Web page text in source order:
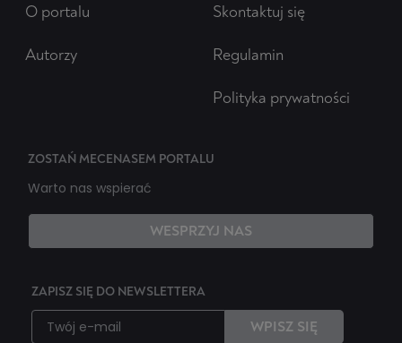
O portalu
Autorzy
Skontaktuj się
Regulamin
Polityka prywatności
ZOSTAŃ MECENASEM PORTALU
Warto nas wspierać
WESPRZYJ NAS
ZAPISZ SIĘ DO NEWSLETTERA
WPISZ SIĘ